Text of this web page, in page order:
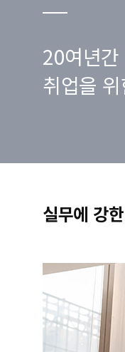
20여년
취업을
실무에 강